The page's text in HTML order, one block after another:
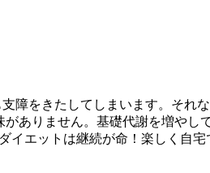
障をきたしてしまいます。それ
ありません。基礎代謝を増やし
エットは継続が命！楽しく自